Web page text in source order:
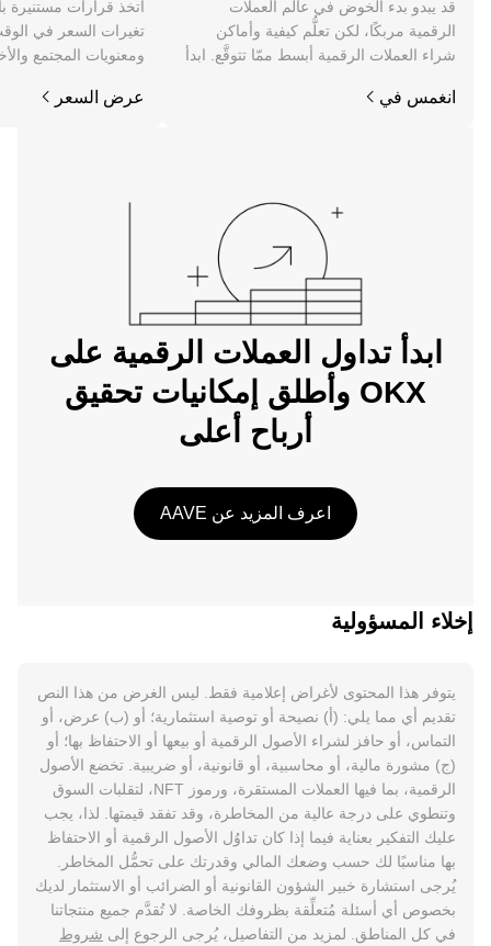
قد يبدو بدء الخوض في عالم العملات
الرقمية مربكًا، لكن تعلُّم كيفية وأماكن
شراء العملات الرقمية أبسط ممّا تتوقَّع. ابدأ
الويب.
انغمس في
اتخذ قرارات
ومعنويات المجتمع
عرض السعر
ابدأ تداول العملات الرقمية على
OKX وأطلق إمكانيات تحقيق
أرباح أعلى
اعرف المزيد عن AAVE
إخلاء المسؤولية
يتوفر هذا المحتوى لأغراض إعلامية فقط. ليس الغرض من هذا النص
تقديم أي مما يلي: (أ) نصيحة أو توصية استثمارية؛ أو (ب) عرض، أو
التماس، أو حافز لشراء الأصول الرقمية أو بيعها أو الاحتفاظ بها؛ أو
(ج) مشورة مالية، أو محاسبية، أو قانونية، أو ضريبية. تخضع الأصول
الرقمية، بما فيها العملات المستقرة، ورموز NFT، لتقلبات السوق
وتنطوي على درجة عالية من المخاطرة، وقد تفقد قيمتها. لذا، يجب
عليك التفكير بعناية فيما إذا كان تداوُل الأصول الرقمية أو الاحتفاظ
بها مناسبًا لك حسب وضعك المالي وقدرتك على تحمُّل المخاطر.
يُرجى استشارة خبير الشؤون القانونية أو الضرائب أو الاستثمار لديك
بخصوص أي أسئلة مُتعلِّقة بظروفك الخاصة. لا تُقدَّم جميع منتجاتنا
في كل المناطق. لمزيد من التفاصيل، يُرجى الرجوع إلى شروط